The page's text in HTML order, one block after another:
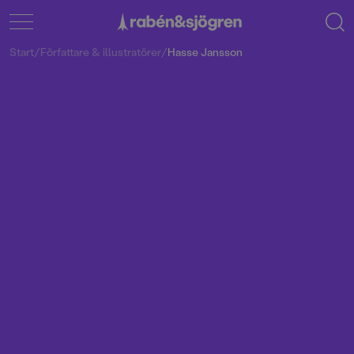
Start/Författare & illustratörer/Hasse Jansson